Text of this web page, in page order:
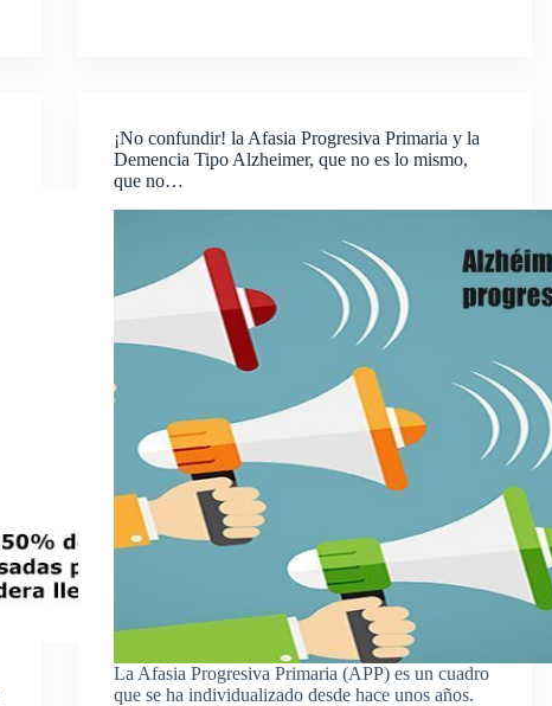
¡No confundir! la Afasia Progresiva Primaria y la
Demencia Tipo Alzheimer, que no es lo mismo,
que no…
La Afasia Progresiva Primaria (APP) es un cuadro
que se ha individualizado desde hace unos años.